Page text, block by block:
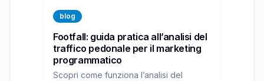
blog
Footfall: guida pratica all’analisi del
traffico pedonale per il marketing
programmatico
Scopri come funziona l’analisi del